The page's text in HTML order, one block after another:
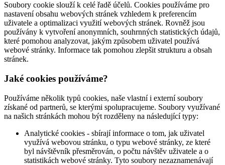
Soubory cookie slouží k celé řadě účelů. Cookies používáme pro
nastavení obsahu webových stránek vzhledem k preferencím
uživatele a optimalizaci využití webových stránek. Rovněž jsou
používány k vytvoření anonymních, souhrnných statistických údajů,
které pomohou analyzovat, jakým způsobem uživatel používá
webové stránky. Informace tak pomohou zlepšit strukturu a obsah
stránek.
Jaké cookies používáme?
Používáme několik typů cookies, naše vlastní i externí soubory
získané od partnerů, se kterými spolupracujeme. Soubory využívané
na našich stránkách mohou být rozděleny na následující typy:
Analytické cookies - sbírají informace o tom, jak uživatel
využívá webovou stránku, o typu webové stránky, ze které
byl návštěvník přesměrován, o počtu návštěv uživatele a o
statistikách webové stránky. Tyto soubory nezaznamenávají